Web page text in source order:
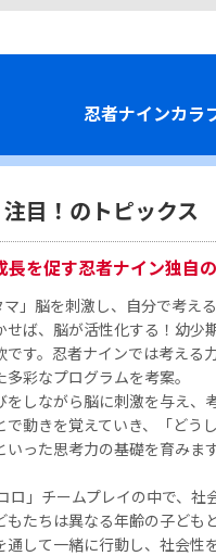
忍者ナインカラ
注目！のトピックス
長を促す忍者ナイン独自
マ」脳を刺激し、自分で考え
せば、脳が活性化する！幼少
です。忍者ナインでは考える
多彩なプログラムを考案。
をしながら脳に刺激を与え、
で動きを覚えていき、「どう
いった思考力の基礎を育みます
ロ」チームプレイの中で、社
もたちは異なる年齢の子ども
通して一緒に行動し、社会性